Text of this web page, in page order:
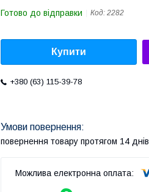
Готово до відправки Код: 2282
Купити
+380 (63) 115-39-78
повернення товару протягом 14 днів